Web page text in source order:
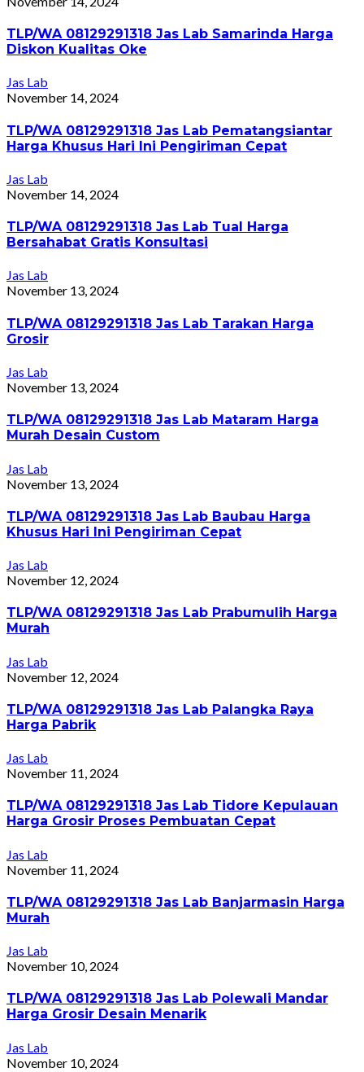
TLP/WA 08129291318 Jas Lab Samarinda Harga
Diskon Kualitas Oke
Jas Lab
November 14, 2024
TLP/WA 08129291318 Jas Lab Pematangsiantar
Harga Khusus Hari Ini Pengiriman Cepat
Jas Lab
November 14, 2024
TLP/WA 08129291318 Jas Lab Tual Harga
Bersahabat Gratis Konsultasi
Jas Lab
November 13, 2024
TLP/WA 08129291318 Jas Lab Tarakan Harga
Grosir
Jas Lab
November 13, 2024
TLP/WA 08129291318 Jas Lab Mataram Harga
Murah Desain Custom
Jas Lab
November 13, 2024
TLP/WA 08129291318 Jas Lab Baubau Harga
Khusus Hari Ini Pengiriman Cepat
Jas Lab
November 12, 2024
TLP/WA 08129291318 Jas Lab Prabumulih Harga
Murah
Jas Lab
November 12, 2024
TLP/WA 08129291318 Jas Lab Palangka Raya
Harga Pabrik
Jas Lab
November 11, 2024
TLP/WA 08129291318 Jas Lab Tidore Kepulauan
Harga Grosir Proses Pembuatan Cepat
Jas Lab
November 11, 2024
TLP/WA 08129291318 Jas Lab Banjarmasin Harga
Murah
Jas Lab
November 10, 2024
TLP/WA 08129291318 Jas Lab Polewali Mandar
Harga Grosir Desain Menarik
Jas Lab
November 10, 2024